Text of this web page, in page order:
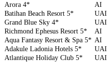
Arora 4*
AI
Batihan Beach Resort 5*
UAI
Grand Blue Sky 4*
UAI
Richmond Ephesus Resort 5*
AI
Aqua Fantasy Resort & Spa 5* AI
Adakule Ladonia Hotels 5*
UAI
Atlantique Holiday Club 5*
UAI